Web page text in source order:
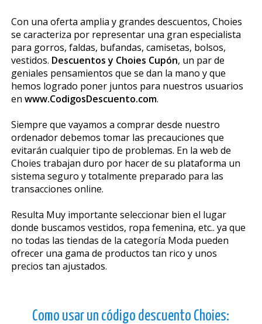
Con una oferta amplia y grandes descuentos, Choies
se caracteriza por representar una gran especialista
para gorros, faldas, bufandas, camisetas, bolsos,
vestidos. Descuentos y Choies Cupón, un par de
geniales pensamientos que se dan la mano y que
hemos logrado poner juntos para nuestros usuarios
en www.CodigosDescuento.com.
Siempre que vayamos a comprar desde nuestro
ordenador debemos tomar las precauciones que
evitarán cualquier tipo de problemas. En la web de
Choies trabajan duro por hacer de su plataforma un
sistema seguro y totalmente preparado para las
transacciones online.
Resulta Muy importante seleccionar bien el lugar
donde buscamos vestidos, ropa femenina, etc.. ya que
no todas las tiendas de la categoría Moda pueden
ofrecer una gama de productos tan rico y unos
precios tan ajustados.
Como usar un código descuento Choies: